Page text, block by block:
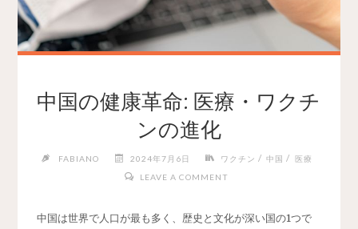
中国の健康革命: 医療・ワクチ
ンの進化
FABIANO 2024年7月6日 ワクチン / 中国 / 医療
LEAVE A COMMENT
中国は世界で人口が最も多く、歴史と文化が深い国の1つで